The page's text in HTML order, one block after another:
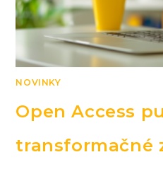
NOVINKY
Open Access
transformačné